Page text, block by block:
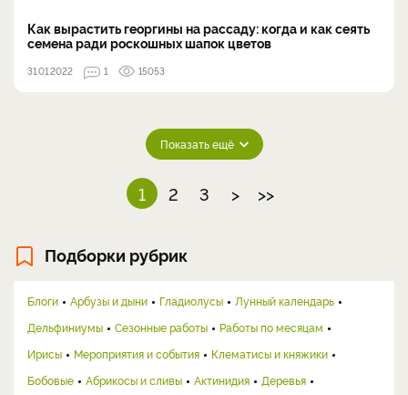
Как вырастить георгины на рассаду: когда и как сеять
семена ради роскошных шапок цветов
31.01.2022 1 15053
Показать ещё
1 2 3 > >>
Подборки рубрик
Блоги Арбузы и дыни Гладиолусы
Лунный календарь
Дельфиниумы
Сезонные работы
Работы по месяцам
Ирисы
Мероприятия и события
Клематисы и княжики
Бобовые
Абрикосы и сливы Актинидия Деревья